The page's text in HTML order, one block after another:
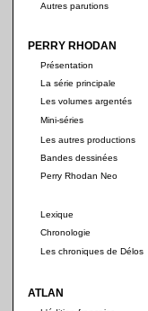
Autres parutions
PERRY RHODAN
Présentation
La série principale
Les volumes argentés
Mini-séries
Les autres productions
Bandes dessinées
Perry Rhodan Neo
Lexique
Chronologie
Les chroniques de Délos
ATLAN